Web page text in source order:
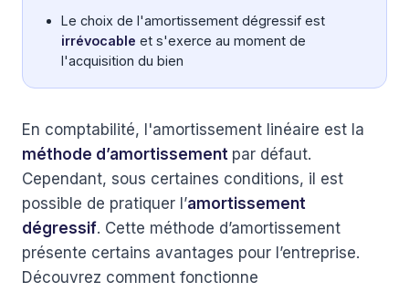
Le choix de l'amortissement dégressif est
irrévocable et s'exerce au moment de
l'acquisition du bien
En comptabilité, l'amortissement linéaire est la
méthode d’amortissement par défaut.
Cependant, sous certaines conditions, il est
possible de pratiquer l’amortissement
dégressif. Cette méthode d’amortissement
présente certains avantages pour l’entreprise.
Découvrez comment fonctionne